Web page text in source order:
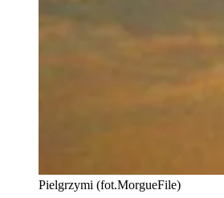
Pielgrzymi (fot.MorgueFile)